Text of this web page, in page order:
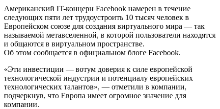
Американский IT-концерн Facebook намерен в течение
следующих пяти лет трудоустроить 10 тысяч человек в
Европейском союзе для создания виртуального мира — так
называемой метавселенной, в которой пользователи находятся
и общаются в виртуальном пространстве.
Об этом сообщается в официальном блоге Facebook.
«Эти инвестиции — вотум доверия к силе европейской
технологической индустрии и потенциалу европейских
технологических талантов», — отметили в компании,
подчеркнув, что Европа имеет огромное значение для
компании.